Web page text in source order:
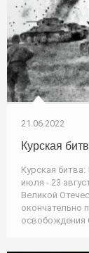
21.06.2022
Курская
Курская битва:
июля - 23
Великой
окончательно
освобождения